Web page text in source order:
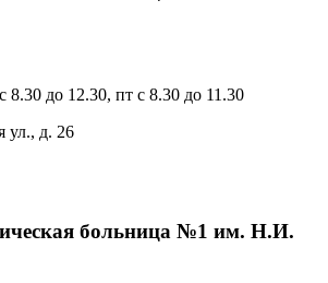
8.30 до 12.30, пт с 8.30 до 11.30
ул., д. 26
больница №1 им. Н.И.